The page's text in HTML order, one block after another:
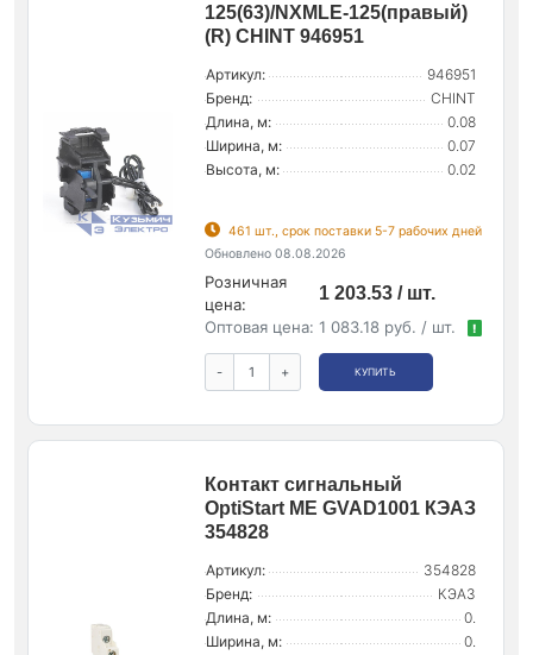
125(63)/NXMLE-125(правый)
(R) CHINT 946951
Артикул:
946951
Бренд:
CHINT
Длина, м:
0.08
Ширина, м:
0.07
Высота, м:
0.02
461 шт., срок поставки 5-7 рабочих дней
Обновлено 08.08.2026
Розничная
цена:
1 203.53 / шт.
Оптовая цена: 1 083.18 руб. / шт. !
- + КУПИТЬ
Контакт сигнальный
OptiStart ME GVAD1001 КЭАЗ
354828
Артикул:
354828
Бренд:
КЭАЗ
Длина, м:
0.
Ширина, м:
0.